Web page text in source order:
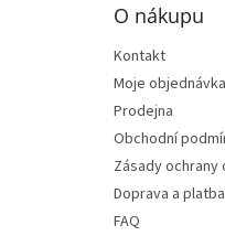
O nákupu
Kontakt
Moje objednávka
Prodejna
Obchodní
Zásady ochrany
Doprava a platba
FAQ